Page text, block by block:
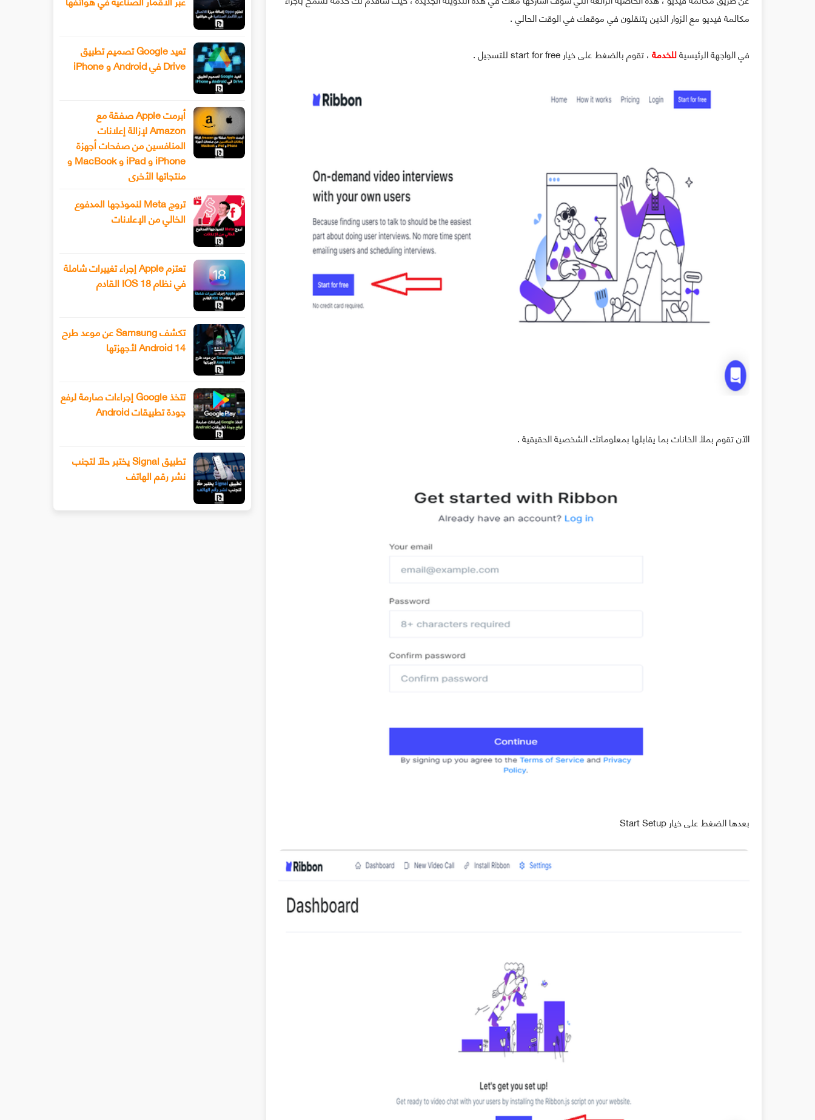
مكالمة فيديو مع الزوار الذين يتنقلون في موقعك في الوقت الحالي .
في الواجهة الرئيسيةللخدمة، تقوم بالضغط على خيار start for free للتسجيل .
الآن تقوم بملأ الخانات بما يقابلها بمعلوماتك الشخصية الحقيقية .
بعدها الضغط على خيار Start Setup
تعيد Google تصميم تطبيق
Drive في Android و iPhone
أبرمت Apple صفقة مع
Amazon لإزالة إعلانات
المنافسين من صفحات أجهزة
iPhone و iPad و MacBook و
منتجاتها الأخرى
تروج Meta لنموذجها المدفوع
الخالي من الإعلانات
تعتزم Apple إجراء تغييرات شاملة
في نظام IOS 18 القادم
تكشف Samsung عن موعد طرح
Android 14 لأجهزتها
تتخذ Google إجراءات صارمة لرفع
جودة تطبيقات Android
تطبيق Signal يختبر حلًا لتجنب
نشر رقم الهاتف